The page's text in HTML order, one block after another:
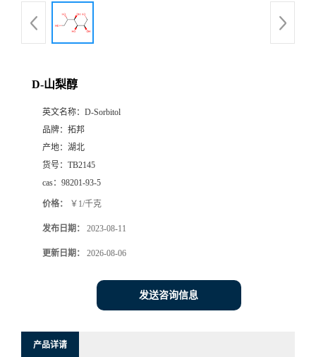
D-山梨醇
英文名称： D-Sorbitol
品牌： 拓邦
产地： 湖北
货号： TB2145
cas： 98201-93-5
价格： ￥1/千克
发布日期： 2023-08-11
更新日期： 2026-08-06
发送咨询信息
产品详请